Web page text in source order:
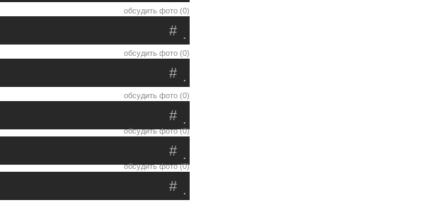
обсудить фото (0)
.
#
обсудить фото (0)
.
#
обсудить фото (0)
.
#
обсудить фото (0)
.
#
обсудить фото (0)
.
#